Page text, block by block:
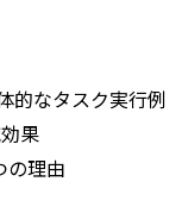
的なタスク実行例
果
の理由